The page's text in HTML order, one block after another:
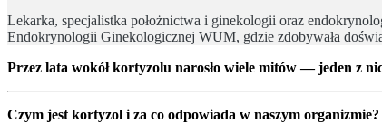
Lekarka, specjalistka położnictwa i ginekologii oraz
Endokrynologii Ginekologicznej WUM, gdzie zdobywała
Przez lata wokół kortyzolu narosło wiele mitów — jeden z
Czym jest kortyzol i za co odpowiada w naszym organizmie?